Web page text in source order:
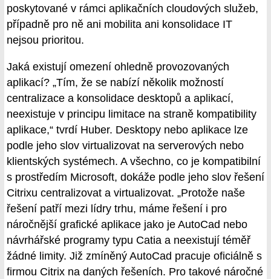
poskytované v rámci aplikačních cloudových služeb,
případně pro ně ani mobilita ani konsolidace IT
nejsou prioritou.
Jaká existují omezení ohledně provozovaných
aplikací? „Tím, že se nabízí několik možností
centralizace a konsolidace desktopů a aplikací,
neexistuje v principu limitace na straně kompatibility
aplikace,“ tvrdí Huber. Desktopy nebo aplikace lze
podle jeho slov virtualizovat na serverových nebo
klientských systémech. A všechno, co je kompatibilní
s prostředím Microsoft, dokáže podle jeho slov řešení
Citrixu centralizovat a virtualizovat. „Protože naše
řešení patří mezi lídry trhu, máme řešení i pro
náročnější grafické aplikace jako je AutoCad nebo
návrhářské programy typu Catia a neexistují téměř
žádné limity. Již zmíněný AutoCad pracuje oficiálně s
firmou Citrix na daných řešeních. Pro takové náročné